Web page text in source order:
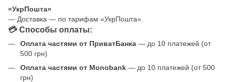
«УкрПошта»
— Доставка — по тарифам «УкрПошта».
💳 Способы оплаты:
Оплата частями от ПриватБанка — до 10 платежей (от
500 грн)
Оплата частями от Monobank — до 10 платежей (от 500
грн)